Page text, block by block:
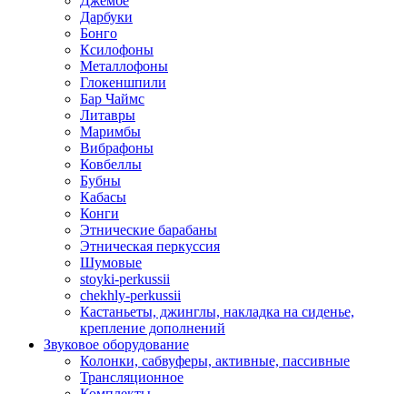
Дарбуки
Бонго
Ксилофоны
Металлофоны
Глокеншпили
Бар Чаймс
Литавры
Маримбы
Вибрафоны
Ковбеллы
Бубны
Кабасы
Конги
Этнические барабаны
Этническая перкуссия
Шумовые
stoyki-perkussii
chekhly-perkussii
Кастаньеты, джинглы, накладка на сиденье,
крепление дополнений
Звуковое оборудование
Колонки, сабвуферы, активные, пассивные
Трансляционное